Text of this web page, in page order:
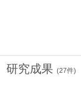
研究成果 (27件)